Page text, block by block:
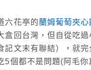
六花亭的蘭姆葡萄夾心
盒回台灣，但自從吃過
記文末有聯結），就
5個都不是問題(阿毛你